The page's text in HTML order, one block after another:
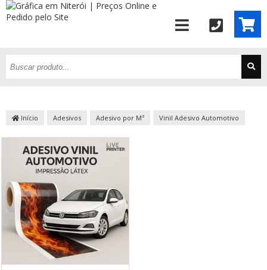
Início Adesivos Adesivo por M² Vinil Adesivo Automotivo